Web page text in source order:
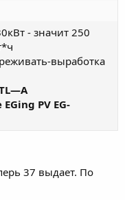
- значит 250
выработка
PV EG-
37 выдает. По